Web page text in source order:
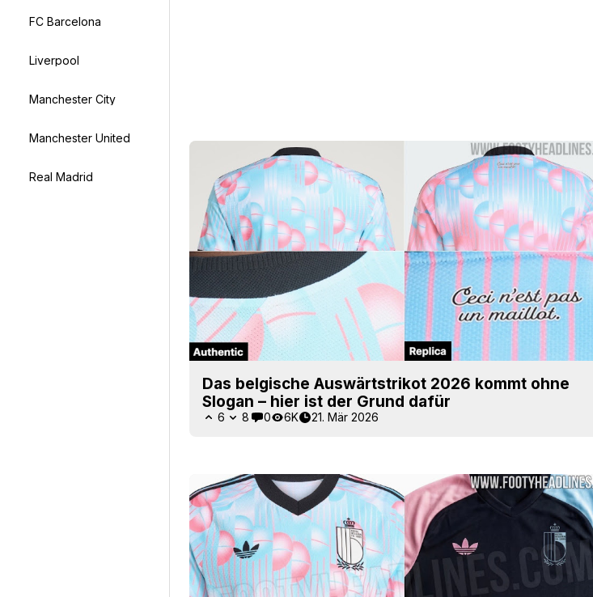
FC Barcelona
Liverpool
Manchester City
Manchester United
Real Madrid
Das belgische Auswärtstrikot 2026 kommt ohne
Slogan – hier ist der Grund dafür
6 8 0 6K 21. Mär 2026